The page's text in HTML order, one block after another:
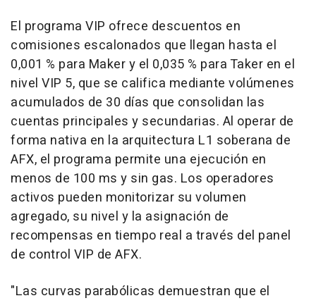
El programa VIP ofrece descuentos en
comisiones escalonados que llegan hasta el
0,001 % para Maker y el 0,035 % para Taker en el
nivel VIP 5, que se califica mediante volúmenes
acumulados de 30 días que consolidan las
cuentas principales y secundarias. Al operar de
forma nativa en la arquitectura L1 soberana de
AFX, el programa permite una ejecución en
menos de 100 ms y sin gas. Los operadores
activos pueden monitorizar su volumen
agregado, su nivel y la asignación de
recompensas en tiempo real a través del panel
de control VIP de AFX.
"Las curvas parabólicas demuestran que el